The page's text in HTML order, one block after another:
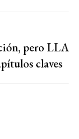
pero LLA
claves